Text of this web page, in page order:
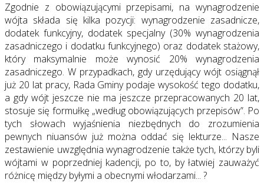
Zgodnie z obowiązującymi przepisami, na wynagrodzenie
wójta składa się kilka pozycji: wynagrodzenie zasadnicze,
dodatek funkcyjny, dodatek specjalny (30% wynagrodzenia
zasadniczego i dodatku funkcyjnego) oraz dodatek stażowy,
który maksymalnie może wynosić 20% wynagrodzenia
zasadniczego. W przypadkach, gdy urzędujący wójt osiągnął
już 20 lat pracy, Rada Gminy podaje wysokość tego dodatku,
a gdy wójt jeszcze nie ma jeszcze przepracowanych 20 lat,
stosuje się formułkę „według obowiązujących przepisów”. Po
tych słowach wyjaśnienia niezbędnych do zrozumienia
pewnych niuansów już można oddać się lekturze... Nasze
zestawienie uwzględnia wynagrodzenie także tych, którzy byli
wójtami w poprzedniej kadencji, po to, by łatwiej zauważyć
różnicę między byłymi a obecnymi włodarzami... ?